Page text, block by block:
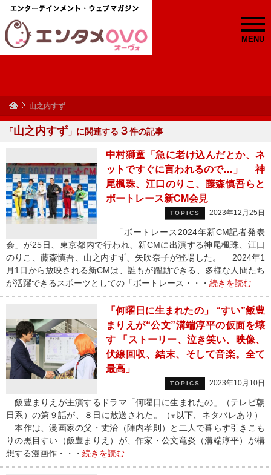
MENU
山之内すず
「山之内すず 」に関連する ３件の記事
中村獅童「急に老け込んだとか、ネ
ットですぐに言われるので…」 神
尾楓珠、江口のりこ、藤森慎吾らと
ボートレース新CM会見
TOPICS 2023年12月25日
「ボートレース2024年新CM記者発表
会」が25日、東京都内で行われ、新CMに出演する神尾楓珠、江口
のりこ、藤森慎吾、山之内すず、矢吹奈子が登場した。 2024年1
月1日から放映される新CMは、誰もが躍動できる、多様な人間たち
が活躍できるスポーツとしての「ボートレース・・・ 続きを読む
「何曜日に生まれたの」 “すい”飯豊
まりえが“公文”溝端淳平の仮面を壊
す 「ストーリー、泣き笑い、映像、
伏線回収、結末、そして音楽。全て
最高」
TOPICS 2023年10月10日
飯豊まりえが主演するドラマ「何曜日に生まれたの」（テレビ朝
日系）の第９話が、８日に放送された。（※以下、ネタバレあり）
本作は、漫画家の父・丈治（陣内孝則）と二人で暮らす引きこも
りの黒目すい（飯豊まりえ）が、作家・公文竜炎（溝端淳平）が構
想する漫画作・・・ 続きを読む